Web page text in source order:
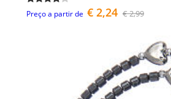
Preço a partir de € 2,24 € 2,99